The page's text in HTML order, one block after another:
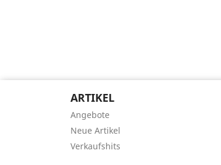
ARTIKEL
Angebote
Neue Artikel
Verkaufshits